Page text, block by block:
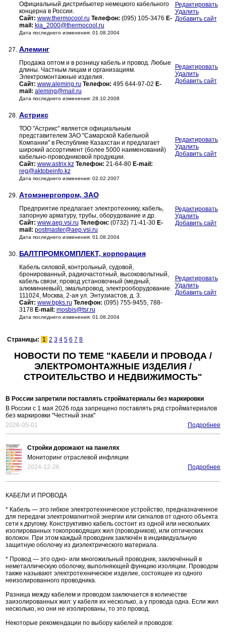
Официальный дистрибьютер немецкого кабельного
концерна в России.
Сайт: www.thermocool.ru Телефон: (095) 105-3476 E-
mail: kia_2000@thermocool.ru
Дата последнего изменения: 01.08.2004
Редактировать
Удалить
Добавить сайт
27. Алеминг
Продажа оптом и в розницу кабель и провод. Любые
длины. Частным лицам и организациям.
Электромонтажные изделия.
Сайт: www.aleming.ru Телефон: 495 644-97-02 E-
mail: aleming@mail.ru
Дата последнего изменения: 28.10.2008
Редактировать
Удалить
Добавить сайт
28. Астрикс
ТОО "Астрикс" является официальным
представителем ЗАО "Самарской Кабельной
Компании" в Республике Казахстан и предлагает
широкий ассортимент (более 5000 наименований)
кабельно-проводниковой продукции.
Сайт: www.astrix.kz Телефон: 21-64-80 E-mail:
reg@aktobeinfo.kz
Дата последнего изменения: 02.02.2007
Редактировать
Удалить
Добавить сайт
29. Атомэнергопром, ЗАО
Предприятие предлагает электротехнику, кабель,
запорную арматуру, трубы, оборудование и др.
Сайт: www.aep.vsi.ru Телефон: (0732) 71-41-30 E-
mail: postmaster@aep.vsi.ru
Дата последнего изменения: 01.08.2004
Редактировать
Удалить
Добавить сайт
30. БАЛТПРОМКОМПЛЕКТ, корпорация
Кабель силовой, контрольный, судовой,
бронированный, радиочастотный, высоковольтный,
кабель связи; провод установочный (медный,
алюминиевый), эмальпровод, электрооборудование.
111024, Москва, 2-ая ул. Энтузиастов, д. 3.
Сайт: www.bpks.ru Телефон: (095) 755-9455, 788-
3178 E-mail: mosbis@tsr.ru
Дата последнего изменения: 01.08.2004
Редактировать
Удалить
Добавить сайт
Страницы: 1 2 3 4 5 6 7 8
НОВОСТИ ПО ТЕМЕ "КАБЕЛИ И ПРОВОДА /
ЭЛЕКТРОМОНТАЖНЫЕ ИЗДЕЛИЯ /
СТРОИТЕЛЬСТВО И НЕДВИЖИМОСТЬ"
В России запретили поставлять стройматериалы без маркировки
В России с 1 мая 2026 года запрещено поставлять ряд стройматериалов
без маркировки "Честный знак"
2026-05-01
Подробнее
Стройки дорожают на панелях
Мониторинг отраслевой инфляции
2024-12-26
Подробнее
КАБЕЛИ И ПРОВОДА
* Кабель — это гибкое электротехническое устройство, предназначенное
для передачи электромагнитной энергии или сигналов от одного объекта
сети к другому. Конструктивно кабель состоит из одной или нескольких
изолированных токопроводящих жил (проводников), или оптических
волокон. При этом каждый проводник заключён в индивидуальную
защитную оболочку из диэлектрического материала.
* Провод — это одно- или многожильный проводник, заключённый в
неметаллическую оболочку, выполняющей функцию изоляции. Проводом
также называют электротехническое изделие, состоящее из одного
неизолированного проводника.
Разница между кабелем и проводом заключается в количестве
заизолированных жил: у кабеля их несколько, а у провода одна. Если жил
несколько, но они не изолированы, то это провод.
Некоторые рекомендации по выбору кабелей и проводов: